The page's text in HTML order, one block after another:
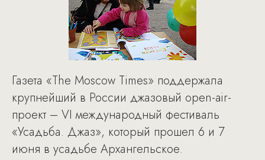
Газета «The Moscow Times» поддержала
крупнейший в России джазовый open-air-
проект – VI международный фестиваль
«Усадьба. Джаз», который прошел 6 и 7
июня в усадьбе Архангельское.